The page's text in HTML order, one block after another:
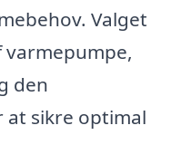
Valget
varmepumpe,
den
at sikre optimal